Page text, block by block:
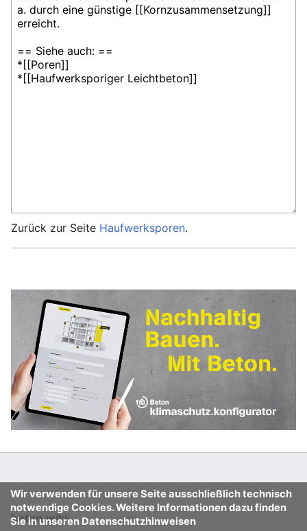
Zurück zur Seite Haufwerksporen.
Wir verwenden für unsere Seite ausschließlich technisch
notwendige Cookies. Weitere Informationen dazu finden
Sie in unseren Datenschutzhinweisen
beton.wiki